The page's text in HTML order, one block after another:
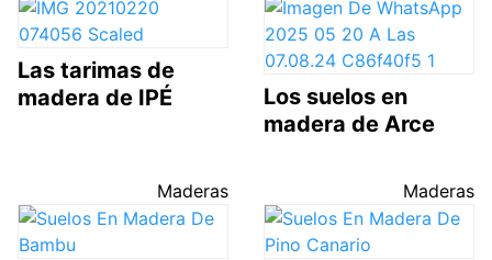
Las tarimas de
madera de IPÉ
Los suelos en
madera de Arce
Maderas Maderas